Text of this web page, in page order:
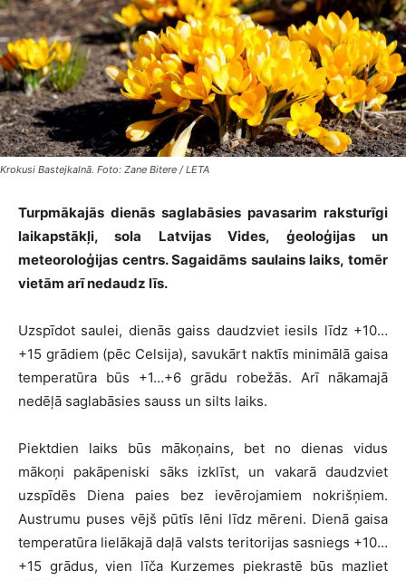
Krokusi Bastejkalnā. Foto: Zane Bitere / LETA
Turpmākajās dienās saglabāsies pavasarim raksturīgi
laikapstākļi, sola Latvijas Vides, ģeoloģijas un
meteoroloģijas centrs. Sagaidāms saulains laiks, tomēr
vietām arī nedaudz līs.
Uzspīdot saulei, dienās gaiss daudzviet iesils līdz +10…
+15 grādiem (pēc Celsija), savukārt naktīs minimālā gaisa
temperatūra būs +1…+6 grādu robežās. Arī nākamajā
nedēļā saglabāsies sauss un silts laiks.
Piektdien laiks būs mākoņains, bet no dienas vidus
mākoņi pakāpeniski sāks izklīst, un vakarā daudzviet
uzspīdēs Diena paies bez ievērojamiem nokrišņiem.
Austrumu puses vējš pūtīs lēni līdz mēreni. Dienā gaisa
temperatūra lielākajā daļā valsts teritorijas sasniegs +10…
+15 grādus, vien līča Kurzemes piekrastē būs mazliet